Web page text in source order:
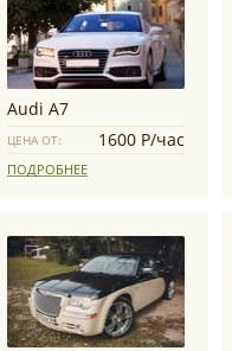
Audi A7
ЦЕНА ОТ: 1600 Р/час
ПОДРОБНЕЕ